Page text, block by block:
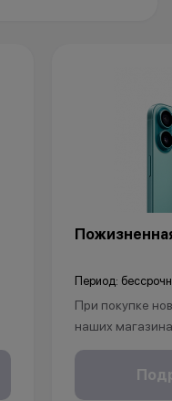
Период:
При покупке
наших
рассрочку,
безналичному